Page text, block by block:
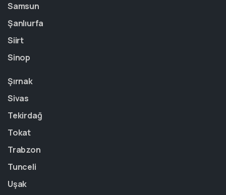
Samsun
Şanlıurfa
Siirt
Sinop
Şırnak
Sivas
Tekirdağ
Tokat
Trabzon
Tunceli
Uşak